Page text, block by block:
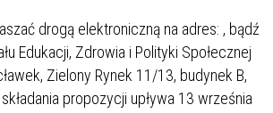
drogą elektroniczną na adres: , bądź
Edukacji, Zdrowia i Polityki Społecznej
Zielony Rynek 11/13, budynek B,
propozycji upływa 13 września